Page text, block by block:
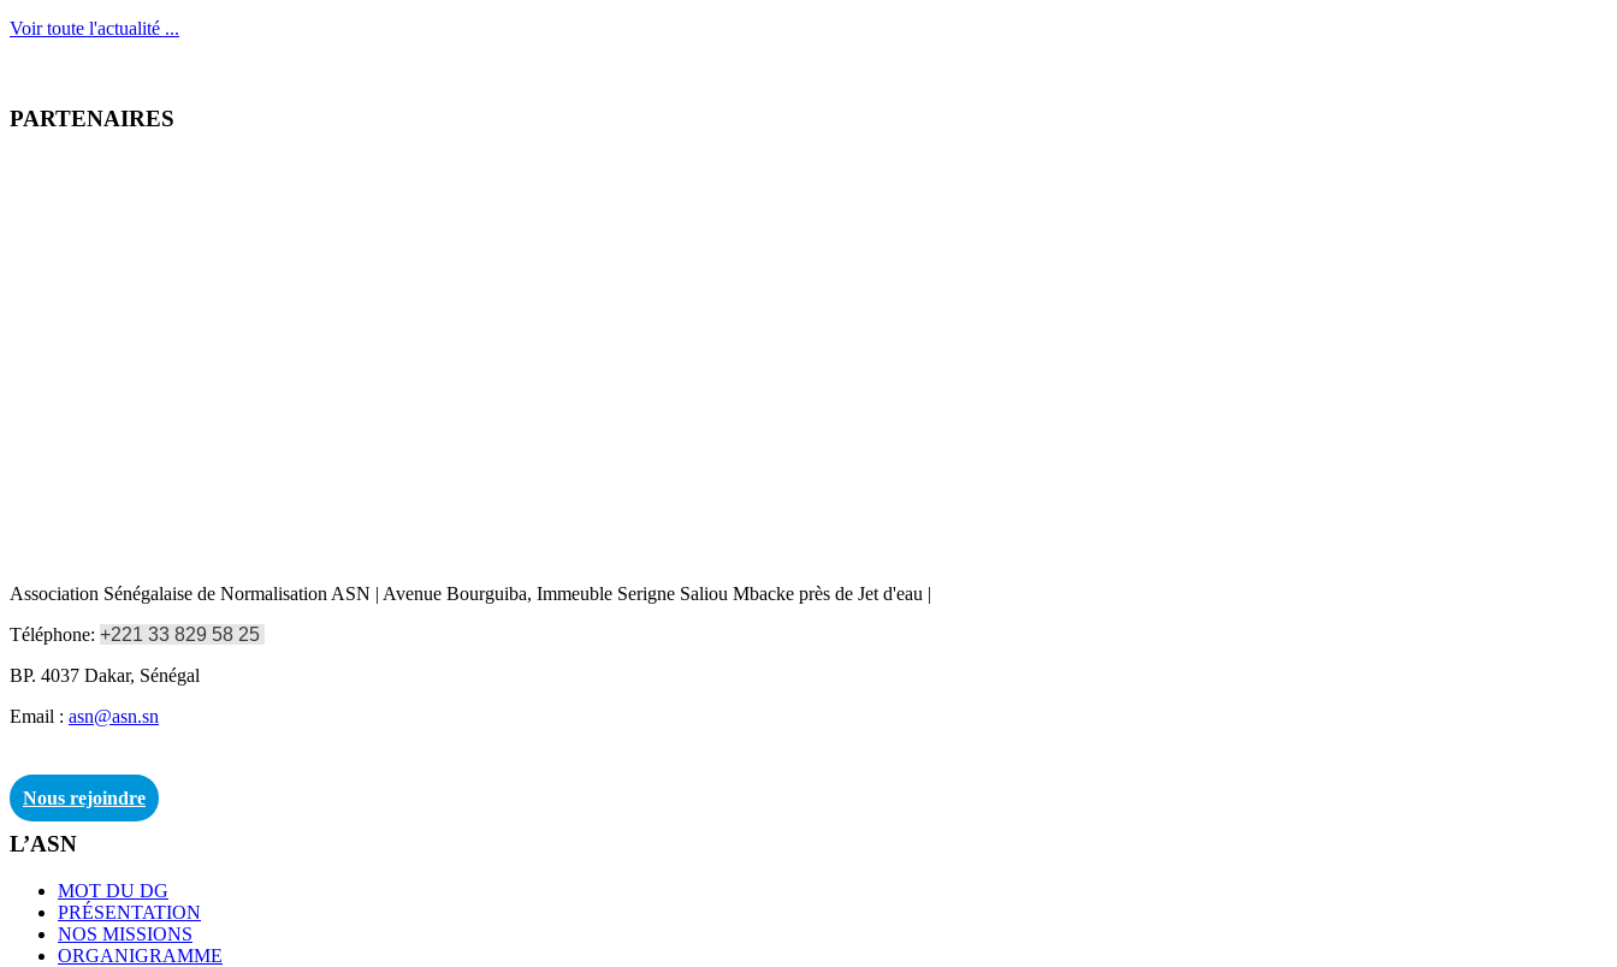
Voir toute l'actualité ...
PARTENAIRES
Association Sénégalaise de Normalisation ASN | Avenue Bourguiba, Immeuble Serigne Saliou Mbacke près de Jet d'eau |
Téléphone: +221 33 829 58 25
BP. 4037 Dakar, Sénégal
Email : asn@asn.sn
Nous rejoindre
L’ASN
MOT DU DG
PRÉSENTATION
NOS MISSIONS
ORGANIGRAMME